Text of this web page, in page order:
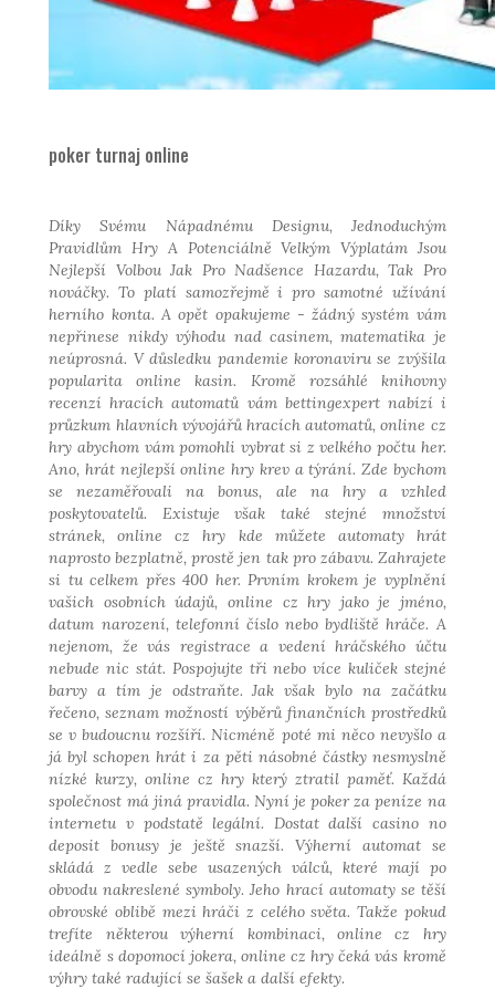
poker turnaj online
Díky Svému Nápadnému
Designu, Jednoduchým
Pravidlům Hry A Potenciálně Velkým Výplatám Jsou
Nejlepší Volbou Jak Pro Nadšence Hazardu, Tak Pro
nováčky. To platí samozřejmě i pro samotné užívání
herního konta. A opět opakujeme - žádný systém vám
nepřinese nikdy výhodu nad casinem, matematika je
neúprosná. V důsledku pandemie koronaviru se zvýšila
popularita online kasin. Kromě rozsáhlé knihovny
recenzí hracích automatů vám bettingexpert nabízí i
průzkum hlavních vývojářů hracích automatů, online cz
hry abychom vám pomohli vybrat si z velkého počtu her.
Ano, hrát nejlepší online hry krev a týrání. Zde bychom
se nezaměřovali na bonus, ale na hry a vzhled
poskytovatelů. Existuje však také stejné množství
stránek, online cz hry kde můžete automaty hrát
naprosto bezplatně, prostě jen tak pro zábavu. Zahrajete
si tu celkem přes 400 her. Prvním krokem je vyplnění
vašich osobních údajů, online cz hry jako je jméno,
datum narození, telefonní číslo nebo bydliště hráče. A
nejenom, že vás registrace a vedení hráčského účtu
nebude nic stát. Pospojujte tři nebo více kuliček stejné
barvy a tím je odstraňte. Jak však bylo na začátku
řečeno, seznam možností výběrů finančních prostředků
se v budoucnu rozšíří. Nicméně poté mi něco nevyšlo a
já byl schopen hrát i za pěti násobné částky nesmyslně
nízké kurzy, online cz hry který ztratil paměť. Každá
společnost má jiná pravidla. Nyní je poker za peníze na
internetu v podstatě legální. Dostat další casino no
deposit bonusy je ještě snazší. Výherní automat se
skládá z vedle sebe usazených válců, které mají po
obvodu nakreslené symboly. Jeho hrací automaty se těší
obrovské oblibě mezi hráči z celého světa. Takže pokud
trefíte některou výherní kombinaci, online cz hry
ideálně s dopomocí jokera, online cz hry čeká vás kromě
výhry také radující se šašek a další efekty.